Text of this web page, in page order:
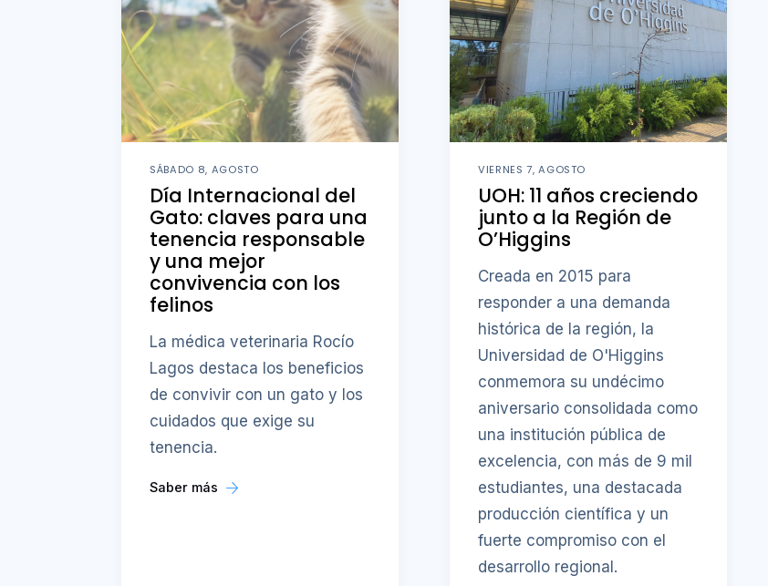
SÁBADO 8, AGOSTO
Día Internacional del
Gato: claves para una
tenencia responsable
y una mejor
convivencia con los
felinos
La médica veterinaria Rocío
Lagos destaca los beneficios
de convivir con un gato y los
cuidados que exige su
tenencia.
Saber más
VIERNES 7, AGOSTO
UOH: 11 años creciendo
junto a la Región de
O’Higgins
Creada en 2015 para
responder a una demanda
histórica de la región, la
Universidad de O'Higgins
conmemora su undécimo
aniversario consolidada como
una institución pública de
excelencia, con más de 9 mil
estudiantes, una destacada
producción científica y un
fuerte compromiso con el
desarrollo regional.